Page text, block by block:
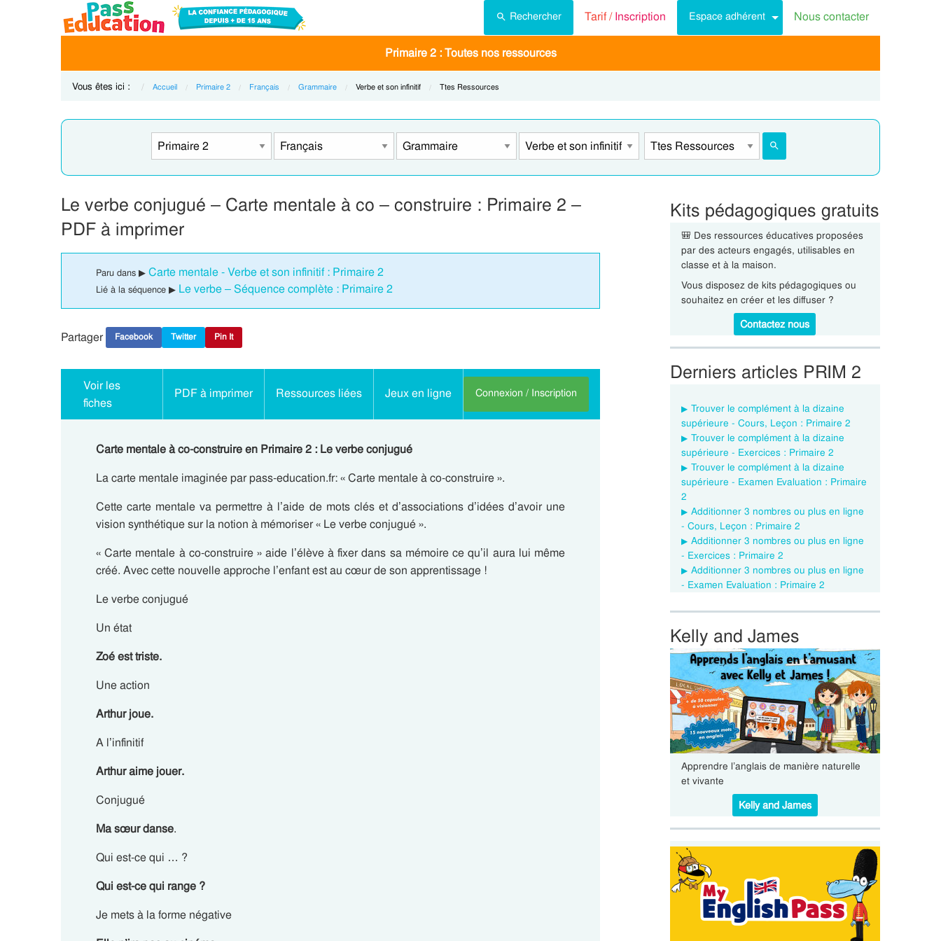
Rechercher Tarif /Inscription Espace adhérent Nous contacter
Primaire 2 : Toutes nos ressources
Vous êtes ici : Accueil Primaire 2 Français Grammaire Current:
Verbe et son infinitif Current:
Ttes Ressources
Le verbe conjugué – Carte mentale à co – construire : Primaire 2 –
PDF à imprimer
Paru dans ▶ Carte mentale - Verbe et son infinitif : Primaire 2
Lié à la séquence ▶ Le verbe – Séquence complète : Primaire 2
Partager Facebook Twitter Pin It
Voir les
fiches
PDF à imprimer Ressources liées Jeux en ligne Connexion / Inscription
Carte mentale à co-construire en Primaire 2 : Le verbe conjugué
La carte mentale imaginée par pass-education.fr: « Carte mentale à co-construire ».
Cette carte mentale va permettre à l’aide de mots clés et d’associations d’idées d’avoir une
vision synthétique sur la notion à mémoriser « Le verbe conjugué ».
« Carte mentale à co-construire » aide l’élève à fixer dans sa mémoire ce qu’il aura lui même
créé. Avec cette nouvelle approche l’enfant est au cœur de son apprentissage !
Le verbe conjugué
Un état
Zoé est triste.
Une action
Arthur joue.
A l’infinitif
Arthur aime jouer.
Conjugué
Ma sœur danse.
Qui est-ce qui … ?
Qui est-ce qui range ?
Je mets à la forme négative
Kits pédagogiques gratuits
🎒 Des ressources éducatives proposées
par des acteurs engagés, utilisables en
classe et à la maison.
Vous disposez de kits pédagogiques ou
souhaitez en créer et les diffuser ?
Contactez nous
Derniers articles PRIM 2
Trouver le complément à la dizaine
supérieure - Cours, Leçon : Primaire 2
Trouver le complément à la dizaine
supérieure - Exercices : Primaire 2
Trouver le complément à la dizaine
supérieure - Examen Evaluation : Primaire
2
Additionner 3 nombres ou plus en ligne
- Cours, Leçon : Primaire 2
Additionner 3 nombres ou plus en ligne
- Exercices : Primaire 2
Additionner 3 nombres ou plus en ligne
- Examen Evaluation : Primaire 2
Kelly and James
Apprendre l’anglais de manière naturelle
et vivante
Kelly and James